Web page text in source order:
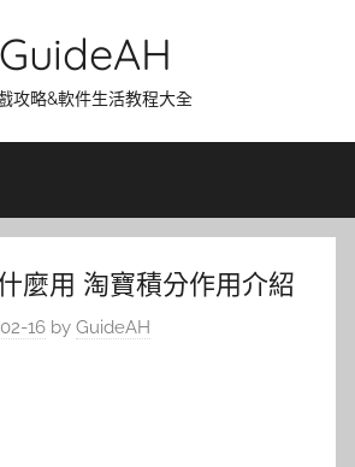
GuideAH
攻略&軟件生活教程大全
麼用 淘寶積分作用介紹
16 by GuideAH